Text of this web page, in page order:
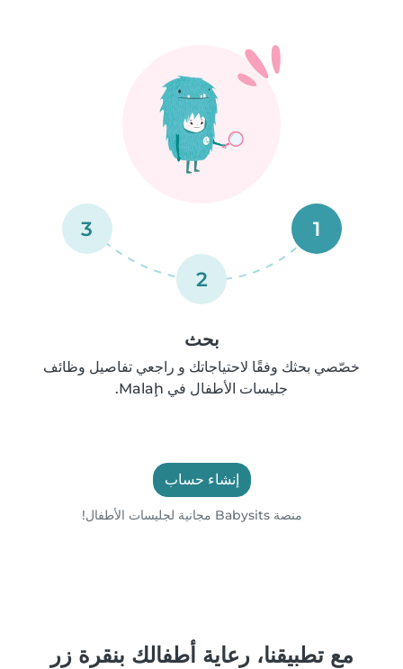
1
2
3
بحث
خصّصي بحثك وفقًا لاحتياجاتك و راجعي تفاصيل وظائف
جليسات الأطفال في Malaḩ.
إنشاء حساب
منصة Babysits مجانية لجليسات الأطفال!
مع تطبيقنا، رعاية أطفالك بنقرة زر